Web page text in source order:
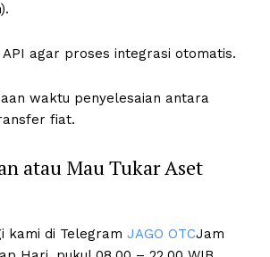
API agar proses integrasi otomatis.
waktu penyelesaian antara
fiat.
atau Mau Tukar Aset
kami di Telegram JAGO OTCJam